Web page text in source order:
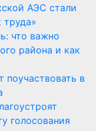
АЭС стали
что важно
района и как
поучаствовать в
голосования